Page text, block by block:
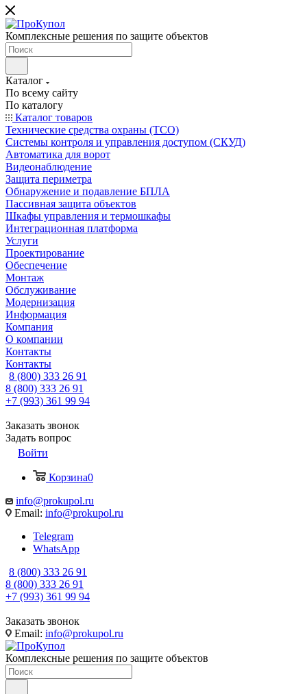
Комплексные решения по защите объектов
Каталог
По всему сайту
По каталогу
Каталог товаров
Технические средства охраны (ТСО)
Системы контроля и управления доступом (СКУД)
Автоматика для ворот
Видеонаблюдение
Защита периметра
Обнаружение и подавление БПЛА
Пассивная защита объектов
Шкафы управления и термошкафы
Интеграционная платформа
Услуги
Проектирование
Обеспечение
Монтаж
Обслуживание
Модернизация
Информация
Компания
О компании
Контакты
Контакты
8 (800) 333 26 91
8 (800) 333 26 91
+7 (993) 361 99 94
Заказать звонок
Задать вопрос
Войти
Корзина0
info@prokupol.ru
Email: info@prokupol.ru
Telegram
WhatsApp
8 (800) 333 26 91
8 (800) 333 26 91
+7 (993) 361 99 94
Заказать звонок
Email: info@prokupol.ru
Комплексные решения по защите объектов